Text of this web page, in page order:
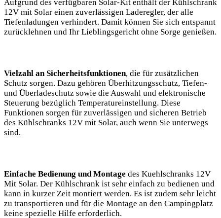
Aufgrund⁢ des verfügbaren ⁢Solar-Kit⁣ enthält der Kühlschrank
12V mit Solar einen zuverlässigen Laderegler, der alle
Tiefenladungen verhindert. Damit können Sie sich entspannt
zurücklehnen und Ihr​ Lieblingsgericht⁣ ohne‌ Sorge genießen.
Vielzahl an‍ Sicherheitsfunktionen, die für zusätzlichen
Schutz sorgen.⁣ Dazu gehören‍ Überhitzungsschutz, Tiefen-
und Überladeschutz ‍sowie die ⁤Auswahl und elektronische
Steuerung bezüglich Temperatureinstellung. Diese
Funktionen sorgen für zuverlässigen⁢ und sicheren Betrieb
des Kühlschranks 12V mit‌ Solar, auch⁢ wenn​ Sie unterwegs
‍sind.
Einfache Bedienung und Montage ​des ⁢Kuehlschranks 12V ​
Mit Solar. Der Kühlschrank ist⁤ sehr⁢ einfach zu bedienen⁢ und
kann in ‍kurzer ‍Zeit ​montiert werden. Es ist zudem sehr leicht
zu transportieren und für die Montage an den Campingplatz
keine spezielle Hilfe erforderlich.​